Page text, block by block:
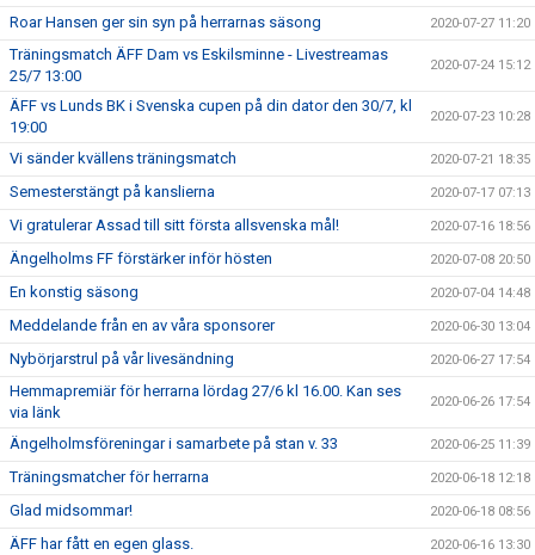
Roar Hansen ger sin syn på herrarnas säsong 2020-07-27 11:20
Träningsmatch ÄFF Dam vs Eskilsminne - Livestreamas
25/7 13:00
2020-07-24 15:12
ÄFF vs Lunds BK i Svenska cupen på din dator den 30/7, kl
19:00
2020-07-23 10:28
Vi sänder kvällens träningsmatch 2020-07-21 18:35
Semesterstängt på kanslierna 2020-07-17 07:13
Vi gratulerar Assad till sitt första allsvenska mål! 2020-07-16 18:56
Ängelholms FF förstärker inför hösten 2020-07-08 20:50
En konstig säsong 2020-07-04 14:48
Meddelande från en av våra sponsorer 2020-06-30 13:04
Nybörjarstrul på vår livesändning 2020-06-27 17:54
Hemmapremiär för herrarna lördag 27/6 kl 16.00. Kan ses
via länk
2020-06-26 17:54
Ängelholmsföreningar i samarbete på stan v. 33 2020-06-25 11:39
Träningsmatcher för herrarna 2020-06-18 12:18
Glad midsommar! 2020-06-18 08:56
ÄFF har fått en egen glass. 2020-06-16 13:30